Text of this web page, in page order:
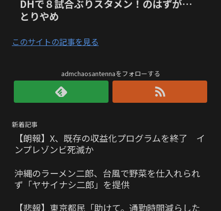
DHで８試合ぶりスタメン！のはずが…
とりやめ
このサイトの記事を見る
admchaosantennaをフォローする
新着記事
【朗報】X、既存の収益化プログラムを終了 イ
ンプレゾンビ死滅か
沖縄のラーメン二郎、台風で野菜を仕入れられ
ず「ヤサイナシ二郎」を提供
【悲報】東京都民「助けて。通勤時間減らした